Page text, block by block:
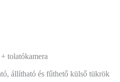
tolatókamera
állítható és fűthető külső tükrök